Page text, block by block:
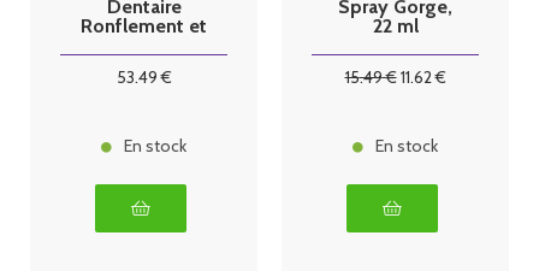
Dentaire
Ronflement et
53.49€
En stock
Spray Gorge,
22 ml
15.49€11.62€
En stock